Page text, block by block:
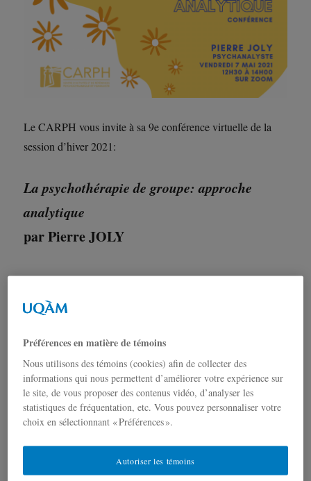
Le CARPH vous invite à sa 9e conférence virtuelle de la
session d’hiver 2021:
La psychothérapie de groupe: approche
analytique
par Pierre JOLY
Où?Sur Zoom
Inscription:https://uqam.zoom.us/meeting/register/tZwkf-
muqzMiG9EexdgkMOayntAss7Um3j23
*Gratuit et ouvert à tous*
ainsi qu’à la méthode sous-tendant le travail analytique en
situation de groupe. Des exemples cliniques tirés de la
Préférences en matière de témoins
Nous utilisons des témoins (cookies) afin de collecter des
informations qui nous permettent d’améliorer votre expérience sur
le site, de vous proposer des contenus vidéo, d’analyser les
statistiques de fréquentation, etc. Vous pouvez personnaliser votre
choix en sélectionnant « Préférences ».
Autoriser les témoins